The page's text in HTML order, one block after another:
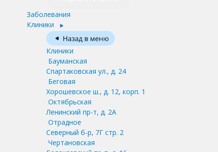
Заболевания
Клиники
Клиники
Бауманская
Спартаковская ул., д. 24
Беговая
Хорошевское ш., д. 12, корп. 1
Октябрьская
Ленинский пр-т, д. 2А
Отрадное
Северный б-р, 7Г стр. 2
Чертановская